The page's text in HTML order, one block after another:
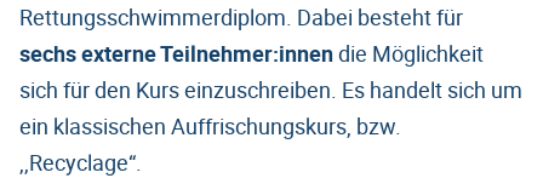
Rettungsschwimmerdiplom. Dabei besteht für
sechs externe Teilnehmer:innendie Möglichkeit
sich für den Kurs einzuschreiben. Es handelt sich um
ein klassischen Auffrischungskurs, bzw.
,,Recyclage“.